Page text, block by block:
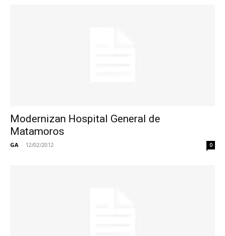
Modernizan Hospital General de
Matamoros
GA - 12/02/2012 0